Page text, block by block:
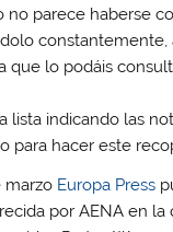
no parece haberse
constantemente,
que lo podáis
lista indicando las
para hacer este
marzo Europa Press
por AENA en la